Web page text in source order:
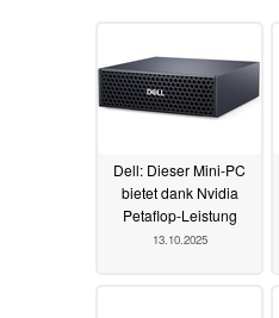
Dell: Dieser Mini-PC
bietet dank Nvidia
Petaflop-Leistung
13.10.2025